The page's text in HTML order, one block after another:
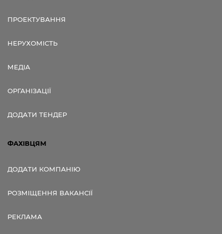
ПРОЕКТУВАННЯ
НЕРУХОМІСТЬ
МЕДІА
ОРГАНІЗАЦІЇ
ДОДАТИ ТЕНДЕР
ФАХІВЦЯМ
ДОДАТИ КОМПАНІЮ
РОЗМІЩЕННЯ ВАКАНСІЇ
РЕКЛАМА